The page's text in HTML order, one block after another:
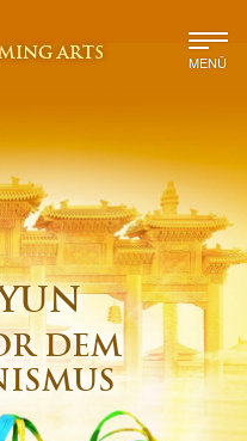
ARTS MENÜ
DEM